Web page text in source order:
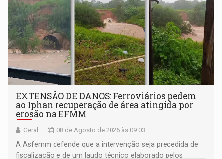
EXTENSÃO DE DANOS: Ferroviários pedem
ao Iphan recuperação de área atingida por
erosão na EFMM
Geral 08 de Agosto de 2026 às 09:03
A Asfemm defende que a intervenção seja precedida de
fiscalização e de um laudo técnico elaborado pelos